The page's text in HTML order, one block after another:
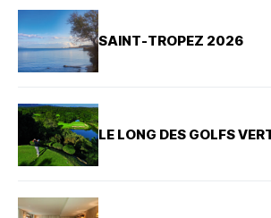
SAINT-TROPEZ 2026
LE LONG DES GOLFS